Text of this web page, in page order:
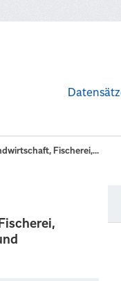
Fischerei,...